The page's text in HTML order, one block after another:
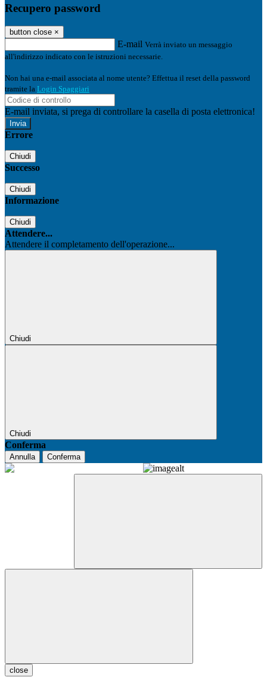
Recupero password
button close ×
E-mail Verrà inviato un messaggio
all'indirizzo indicato con le istruzioni necessarie.
Non hai una e-mail associata al nome utente? Effettua il reset della password
tramite la Login Spaggiari
E-mail inviata, si prega di controllare la casella di posta elettronica!
Errore
Chiudi
Successo
Chiudi
Informazione
Chiudi
Attendere...
Attendere il completamento dell'operazione...
Chiudi
Chiudi
Conferma
Annulla Conferma
close